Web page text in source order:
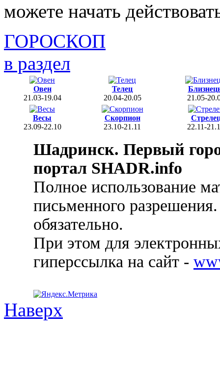
можете начать
ГОРОСКОП
в раздел
Овен
21.03-19.04
Телец
20.04-20.05
21.05-
Весы
23.09-22.10
Скорпион
23.10-21.11
22.11-
Шадринск. Первый
портал SHADR.info
Полное использование
письменного
обязательно.
При этом для
гиперссылка на сайт -
Наверх